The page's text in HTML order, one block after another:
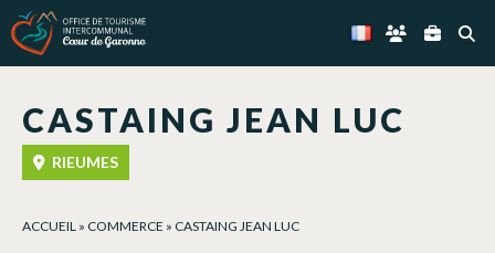
CASTAING JEAN LUC
RIEUMES
ACCUEIL » COMMERCE » CASTAING JEAN LUC
Panneau de gestion des cookies